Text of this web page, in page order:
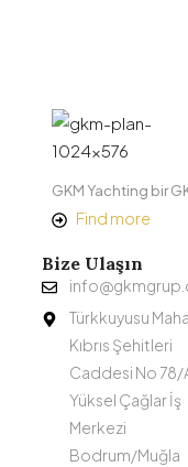
GKM Yachting bir
Find more
Bize Ulaşın
Türkkuyusu
Kıbrıs Şehitleri
Caddesi No 78/
Yüksel Çağlar İş
Merkezi
Bodrum/Muğla